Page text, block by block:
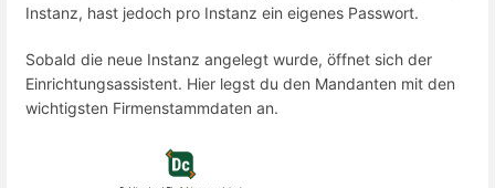
Instanz, hast jedoch pro Instanz ein eigenes Passwort.
Sobald die neue Instanz angelegt wurde, öffnet sich der
Einrichtungsassistent. Hier legst du den Mandanten mit den
wichtigsten Firmenstammdaten an.